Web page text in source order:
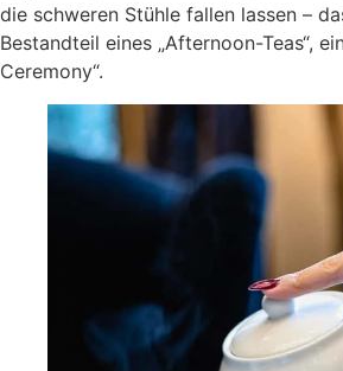
die schweren Stühle fallen lassen –
Bestandteil eines „Afternoon-Teas“,
Ceremony“.